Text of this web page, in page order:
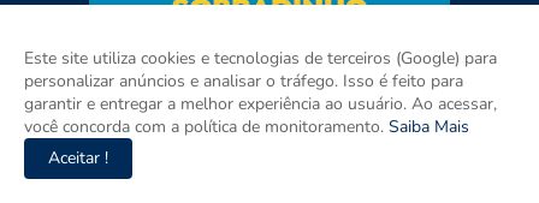
Este site utiliza cookies e tecnologias de terceiros (Google) para
personalizar anúncios e analisar o tráfego. Isso é feito para
garantir e entregar a melhor experiência ao usuário. Ao acessar,
você concorda com a política de monitoramento. Saiba Mais
Aceitar !